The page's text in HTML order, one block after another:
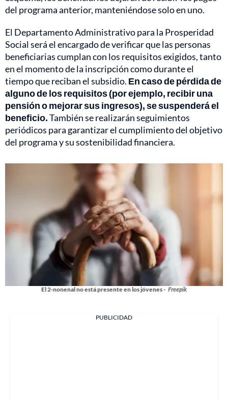
del programa anterior, manteniéndose solo en uno.
El Departamento Administrativo para la Prosperidad
Social será el encargado de verificar que las personas
beneficiarias cumplan con los requisitos exigidos, tanto
en el momento de la inscripción como durante el
tiempo que reciban el subsidio. En caso de pérdida de
alguno de los requisitos (por ejemplo, recibir una
pensión o mejorar sus ingresos), se suspenderá el
beneficio.También se realizarán seguimientos
periódicos para garantizar el cumplimiento del objetivo
del programa y su sostenibilidad financiera.
El 2-nonenal no está presente en los jóvenes - Freepik
PUBLICIDAD